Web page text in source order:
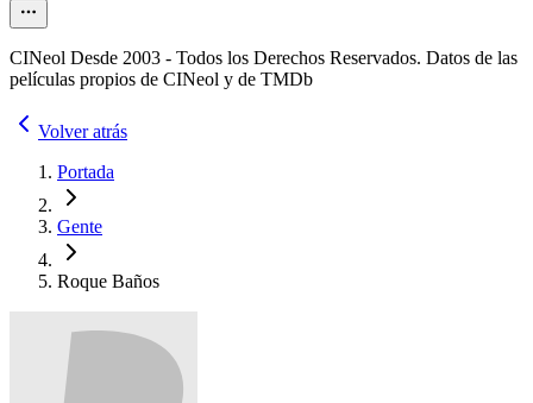
CINeol Desde 2003 - Todos los Derechos Reservados. Datos de las
películas propios de CINeol y de TMDb
Volver atrás
Portada
Gente
Roque Baños